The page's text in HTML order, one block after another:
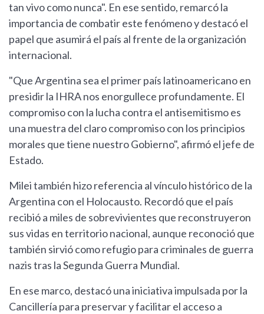
tan vivo como nunca". En ese sentido, remarcó la
importancia de combatir este fenómeno y destacó el
papel que asumirá el país al frente de la organización
internacional.
"Que Argentina sea el primer país latinoamericano en
presidir la IHRA nos enorgullece profundamente. El
compromiso con la lucha contra el antisemitismo es
una muestra del claro compromiso con los principios
morales que tiene nuestro Gobierno", afirmó el jefe de
Estado.
Milei también hizo referencia al vínculo histórico de la
Argentina con el Holocausto. Recordó que el país
recibió a miles de sobrevivientes que reconstruyeron
sus vidas en territorio nacional, aunque reconoció que
también sirvió como refugio para criminales de guerra
nazis tras la Segunda Guerra Mundial.
En ese marco, destacó una iniciativa impulsada por la
Cancillería para preservar y facilitar el acceso a